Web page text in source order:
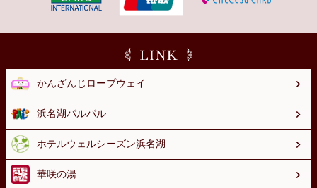
かんざんじロープウェイ
浜名湖パルパル
ホテルウェルシーズン浜名湖
華咲の湯